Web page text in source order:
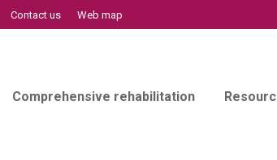
Contact us Web map
Comprehensive rehabilitation